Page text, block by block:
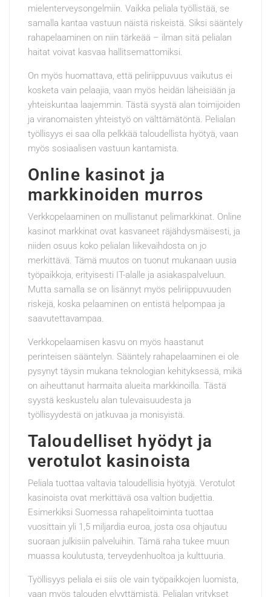
mielenterveysongelmiin. Vaikka peliala työllistää, se
samalla kantaa vastuun näistä riskeistä. Siksi sääntely
rahapelaaminen on niin tärkeää – ilman sitä pelialan
haitat voivat kasvaa hallitsemattomiksi.
On myös huomattava, että peliriippuvuus vaikutus ei
kosketa vain pelaajia, vaan myös heidän läheisiään ja
yhteiskuntaa laajemmin. Tästä syystä alan toimijoiden
ja viranomaisten yhteistyö on välttämätöntä. Pelialan
työllisyys ei saa olla pelkkää taloudellista hyötyä, vaan
myös sosiaalisen vastuun kantamista.
Online kasinot ja
markkinoiden murros
Verkkopelaaminen on mullistanut pelimarkkinat. Online
kasinot markkinat ovat kasvaneet räjähdysmäisesti, ja
niiden osuus koko pelialan liikevaihdosta on jo
merkittävä. Tämä muutos on tuonut mukanaan uusia
työpaikkoja, erityisesti IT-alalle ja asiakaspalveluun.
Mutta samalla se on lisännyt myös peliriippuvuuden
riskejä, koska pelaaminen on entistä helpompaa ja
saavutettavampaa.
Verkkopelaamisen kasvu on myös haastanut
perinteisen sääntelyn. Sääntely rahapelaaminen ei ole
pysynyt täysin mukana teknologian kehityksessä, mikä
on aiheuttanut harmaita alueita markkinoilla. Tästä
syystä keskustelu alan tulevaisuudesta ja
työllisyydestä on jatkuvaa ja monisyistä.
Taloudelliset hyödyt ja
verotulot kasinoista
Peliala tuottaa valtavia taloudellisia hyötyjä. Verotulot
kasinoista ovat merkittävä osa valtion budjettia.
Esimerkiksi Suomessa rahapelitoiminta tuottaa
vuosittain yli 1,5 miljardia euroa, josta osa ohjautuu
suoraan julkisiin palveluihin. Tämä raha tukee muun
muassa koulutusta, terveydenhuoltoa ja kulttuuria.
Työllisyys peliala ei siis ole vain työpaikkojen luomista,
vaan myös talouden elvyttämistä. Pelialan yritykset